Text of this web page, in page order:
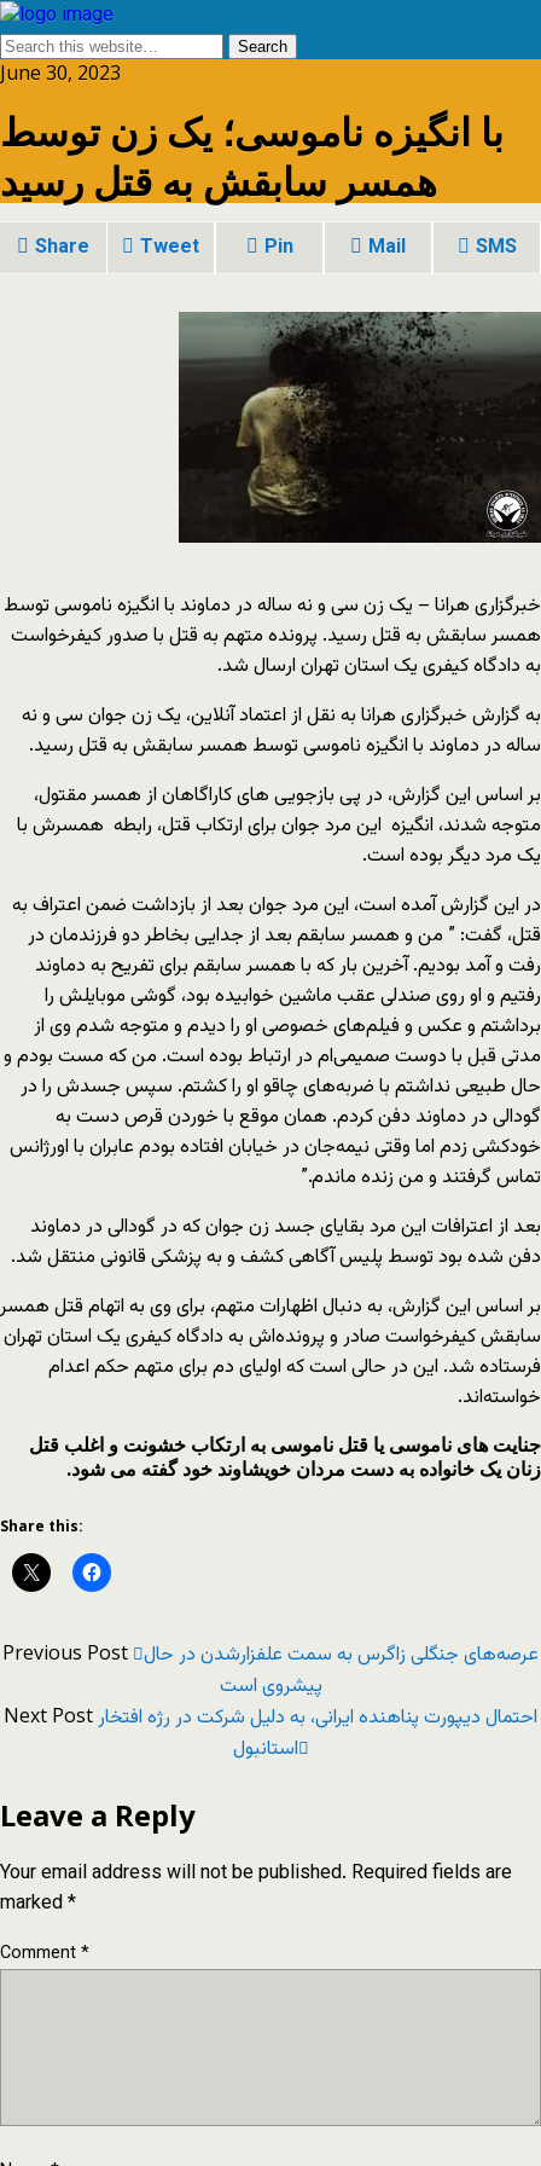
June 30, 2023
با انگیزه ناموسی؛ یک زن توسط
همسر سابقش به قتل رسید
Share Tweet Pin Mail SMS
خبرگزاری هرانا – یک زن سی و نه ساله در دماوند با انگیزه ناموسی توسط
همسر سابقش به قتل رسید. پرونده متهم به قتل با صدور کیفرخواست
به دادگاه کیفری یک استان تهران ارسال شد.
به گزارش خبرگزاری هرانا به نقل از اعتماد آنلاین، یک زن جوان سی و نه
ساله در دماوند با انگیزه ناموسی توسط همسر سابقش به قتل رسید.
بر اساس این گزارش، در پی بازجویی های کاراگاهان از همسر مقتول،
متوجه شدند، انگیزه این مرد جوان برای ارتکاب قتل، رابطه همسرش با
یک مرد دیگر بوده است.
در این گزارش آمده است، این مرد جوان بعد از بازداشت ضمن اعتراف به
قتل، گفت: ” من و همسر سابقم بعد از جدایی بخاطر دو فرزندمان در
رفت و آمد بودیم. آخرین بار که با همسر سابقم برای تفریح به دماوند
رفتیم و او روی صندلی عقب ماشین خوابیده بود، گوشی موبایلش را
برداشتم و عکس و فیلم‌های خصوصی او را دیدم و متوجه شدم وی از
مدتی قبل با دوست صمیمی‌ام در ارتباط بوده است. من که مست بودم و
حال طبیعی نداشتم با ضربه‌های چاقو او را کشتم. سپس جسدش را در
گودالی در دماوند دفن کردم. همان موقع با خوردن قرص دست به
خودکشی زدم اما وقتی نیمه‌جان در خیابان افتاده بودم عابران با اورژانس
تماس گرفتند و من زنده ماندم.”
بعد از اعترافات این مرد بقایای جسد زن جوان که در گودالی در دماوند
دفن شده بود توسط پلیس آگاهی کشف و به پزشکی قانونی منتقل شد.
بر اساس این گزارش، به دنبال اظهارات متهم، برای وی به اتهام قتل همسر
سابقش کیفرخواست صادر و پرونده‌اش به دادگاه کیفری یک استان تهران
فرستاده شد. این در حالی است که اولیای دم برای متهم حکم اعدام
خواسته‌اند.
جنایت‌ های ناموسی یا قتل ناموسی به ارتکاب خشونت و اغلب قتل
زنان یک خانواده به دست مردان خویشاوند خود گفته می‌ شود.
Share this:
Previous Post عرصه‌های جنگلی زاگرس به سمت علفزارشدن در حال
پیشروی است
Next Postاحتمال دیپورت پناهنده ایرانی، به دلیل شرکت در رژه افتخار
استانبول
Leave a Reply
Your email address will not be published. Required fields are
marked*
Comment*